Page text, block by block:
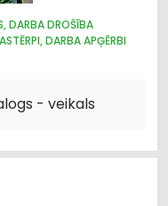
DARBA DROŠĪBA
DARBA APĢĒRBI
DARBA APĢĒRBI;
- veikals